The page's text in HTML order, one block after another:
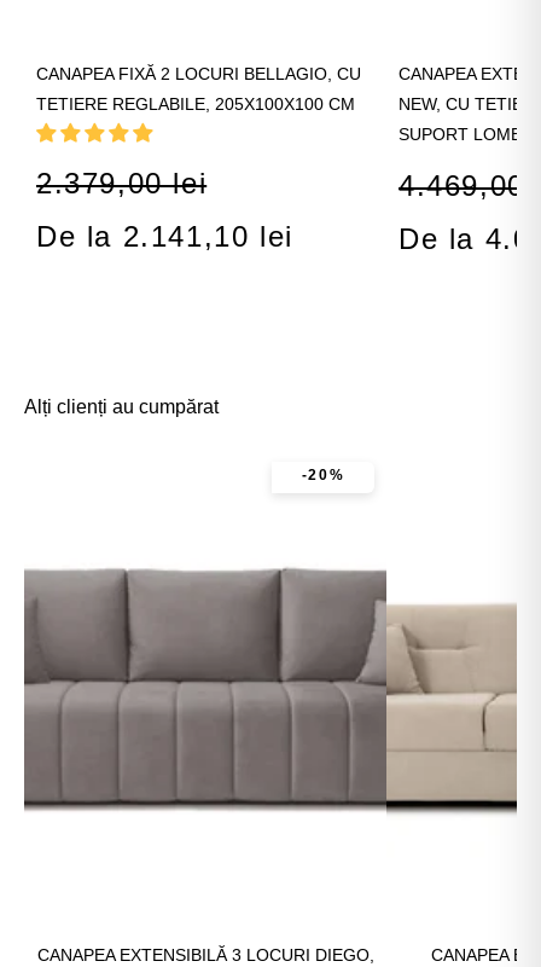
CANAPEA FIXĂ 2 LOCURI BELLAGIO, CU
TETIERE REGLABILE, 205X100X100 CM
2.379,00 lei
De la 2.141,10 lei
CANAPEA
NEW, CU
SUPORT
4.469,00
De la
Alți clienți au cumpărat
-20%
CANAPEA EXTENSIBILĂ 3 LOCURI DIEGO,
CANAPEA